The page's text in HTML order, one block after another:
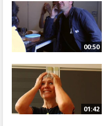
00:50
01:42